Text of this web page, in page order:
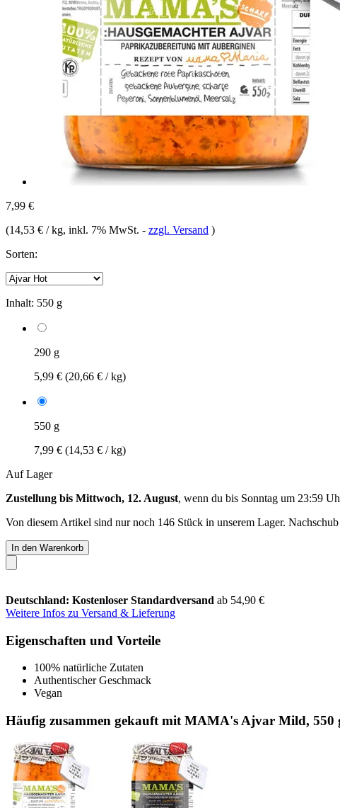
7,99 €
(14,53 € / kg, inkl. 7% MwSt. - zzgl. Versand )
Sorten:
Inhalt: 550 g
290 g
5,99 € (20,66 € / kg)
550 g
7,99 € (14,53 € / kg)
Auf Lager
Zustellung bis Mittwoch, 12. August, wenn du bis Sonntag um 23:59
Von diesem Artikel sind nur noch 146 Stück in unserem Lager.
In den Warenkorb
Deutschland: Kostenloser Standardversand ab 54,90 €
Weitere Infos zu Versand & Lieferung
Eigenschaften und Vorteile
100% natürliche Zutaten
Authentischer Geschmack
Vegan
Häufig zusammen gekauft mit MAMA's Ajvar Mild, 550